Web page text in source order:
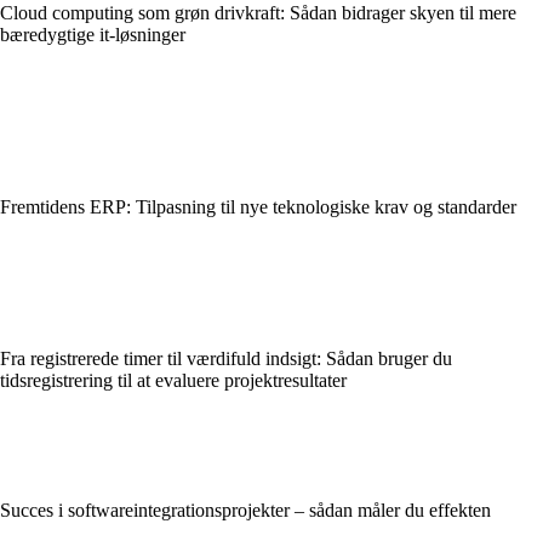
Cloud computing som grøn drivkraft: Sådan bidrager skyen til mere
bæredygtige it-løsninger
Fremtidens ERP: Tilpasning til nye teknologiske krav og standarder
Fra registrerede timer til værdifuld indsigt: Sådan bruger du
tidsregistrering til at evaluere projektresultater
Succes i softwareintegrationsprojekter – sådan måler du effekten